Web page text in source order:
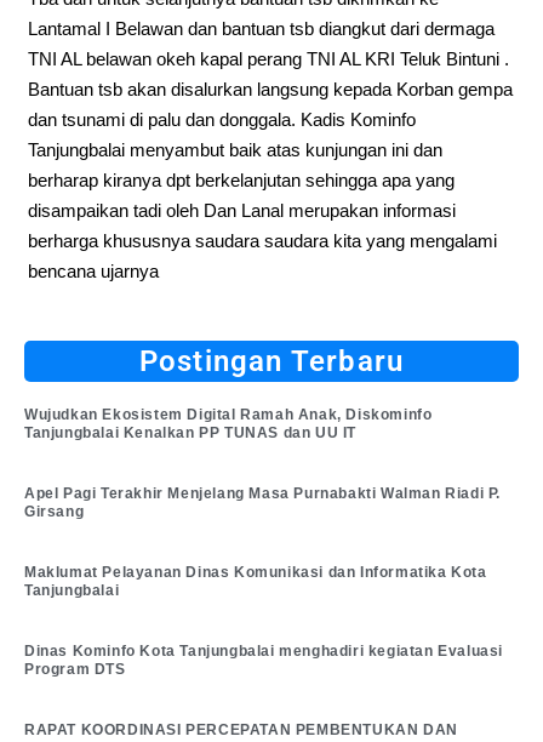
Lantamal I Belawan dan bantuan tsb diangkut dari dermaga
TNI AL belawan okeh kapal perang TNI AL KRI Teluk Bintuni .
Bantuan tsb akan disalurkan langsung kepada Korban gempa
dan tsunami di palu dan donggala. Kadis Kominfo
Tanjungbalai menyambut baik atas kunjungan ini dan
berharap kiranya dpt berkelanjutan sehingga apa yang
disampaikan tadi oleh Dan Lanal merupakan informasi
berharga khususnya saudara saudara kita yang mengalami
bencana ujarnya
Postingan Terbaru
Wujudkan Ekosistem Digital Ramah Anak, Diskominfo
Tanjungbalai Kenalkan PP TUNAS dan UU IT
Apel Pagi Terakhir Menjelang Masa Purnabakti Walman Riadi P.
Girsang
Maklumat Pelayanan Dinas Komunikasi dan Informatika Kota
Tanjungbalai
Dinas Kominfo Kota Tanjungbalai menghadiri kegiatan Evaluasi
Program DTS
RAPAT KOORDINASI PERCEPATAN PEMBENTUKAN DAN